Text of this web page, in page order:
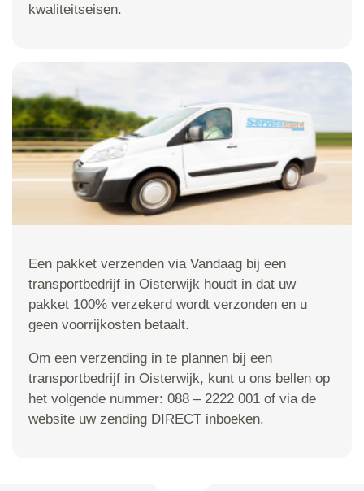
kwaliteitseisen.
Een pakket verzenden via Vandaag bij een
transportbedrijf in Oisterwijk houdt in dat uw
pakket 100% verzekerd wordt verzonden en u
geen voorrijkosten betaalt.
Om een verzending in te plannen bij een
transportbedrijf in Oisterwijk, kunt u ons bellen op
het volgende nummer: 088 – 2222 001 of via de
website uw zending DIRECT inboeken.